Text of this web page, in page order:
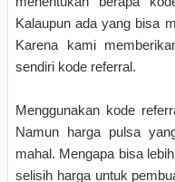
Kalaupun ada yang bisa
Karena kami
sendiri kode referral.
Menggunakan kode
Namun harga pulsa
mahal. Mengapa bisa
selisih harga untuk